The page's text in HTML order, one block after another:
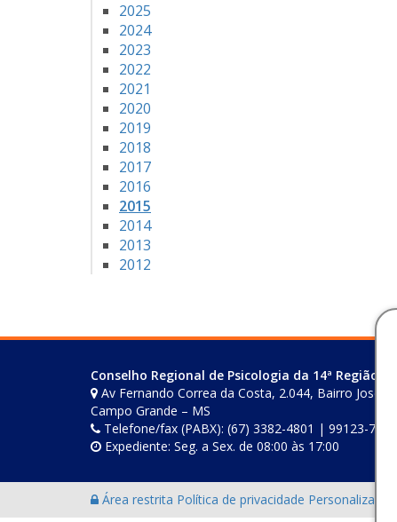
2025
2024
2023
2022
2021
2020
2019
2018
2017
2016
2015
2014
2013
2012
Conselho Regional de Psicologia da 14ª Região
Av Fernando Correa da Costa, 2.044, Bairro
Campo Grande – MS
Telefone/fax (PABX): (67) 3382-4801 | 99123-7759
Expediente: Seg. a Sex. de 08:00 às 17:00
Área restrita Política de privacidade Personalização